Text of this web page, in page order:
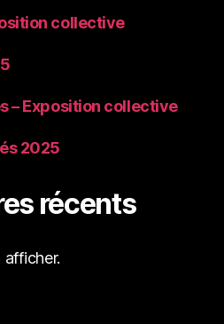
collective
– Exposition collective
2025
récents